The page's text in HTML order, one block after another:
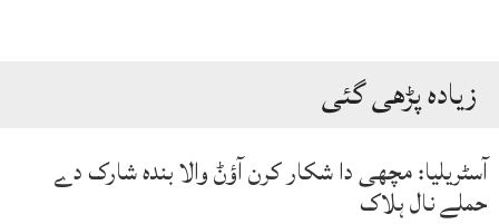
زیادہ پڑھی گئی
آسٹریلیا: مچھی دا شکار کرن آؤݨ والا بندہ شارک دے
حملے نال ہلاک